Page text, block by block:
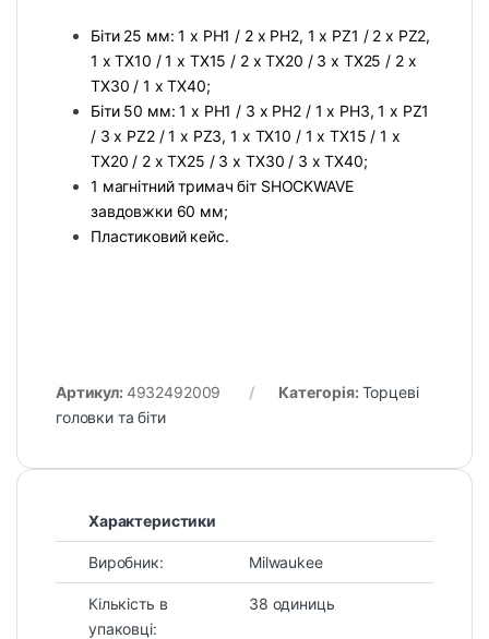
Біти 25 мм: 1 x PH1 / 2 x PH2, 1 x PZ1 / 2 x PZ2,
1 x TX10 / 1 x TX15 / 2 x TX20 / 3 x TX25 / 2 x
TX30 / 1 x TX40;
Біти 50 мм: 1 x PH1 / 3 x PH2 / 1 x PH3, 1 x PZ1
/ 3 x PZ2 / 1 x PZ3, 1 x TX10 / 1 x TX15 / 1 x
TX20 / 2 x TX25 / 3 x ТХ30 / 3 x ТХ40;
1 магнітний тримач біт SHOCKWAVE
завдовжки 60 мм;
Пластиковий кейс.
Артикул: 4932492009 Категорія: Торцеві
головки та біти
Характеристики
Виробник: Milwaukee
Кількість в
упаковці:
38 одиниць